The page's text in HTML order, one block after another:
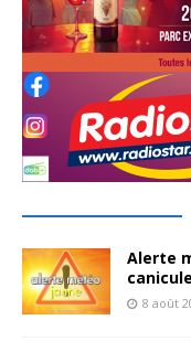
Alerte
8 août